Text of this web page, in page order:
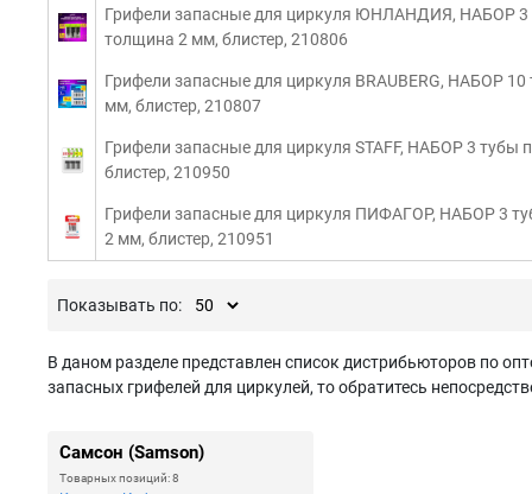
Грифели запасные для циркуля ЮНЛАНДИЯ, НАБОР 3
толщина 2 мм, блистер, 210806
Грифели запасные для циркуля BRAUBERG, НАБОР
мм, блистер, 210807
Грифели запасные для циркуля STAFF, НАБОР 3 тубы
блистер, 210950
Грифели запасные для циркуля ПИФАГОР, НАБОР 3
2 мм, блистер, 210951
Показывать по:
В даном разделе представлен список дистрибьюторов по
запасных грифелей для циркулей, то обратитесь
Самсон (Samson)
Товарных позиций: 8